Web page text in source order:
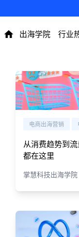
出海学院 行业
电商出海营销
从消费趋势到
都在这里
掌慧科技出海学